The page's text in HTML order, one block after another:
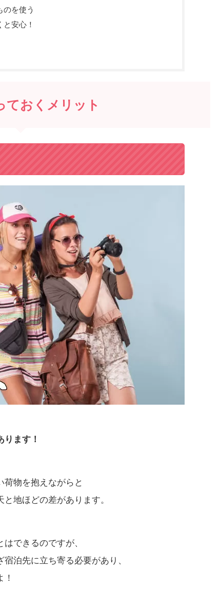
を使う
安心！
ておくメリット
ます！
荷物を抱えながらと
地ほどの差があります。
できるのですが、
泊先に立ち寄る必要があり、